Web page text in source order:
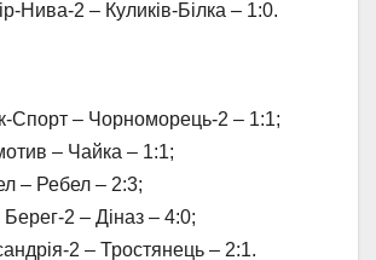
Нива-2 – Куликів-Білка – 1:0.
Спорт – Чорноморець-2 – 1:1;
– Чайка – 1:1;
– Ребел – 2:3;
Берег-2 – Діназ – 4:0;
2 – Тростянець – 2:1.